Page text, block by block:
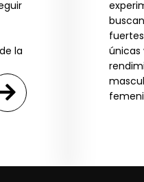
la
únicas